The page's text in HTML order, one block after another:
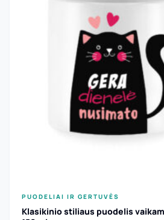
PUODELIAI IR GERTUVĖS
Klasikinio stiliaus puodelis